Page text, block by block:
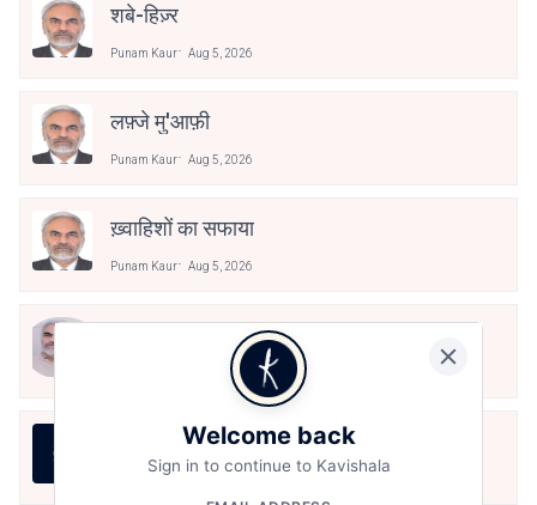
शबे-हिज़्र
Punam Kaur Aug 5, 2026
लफ़्जे मु'आफ़ी
Punam Kaur Aug 5, 2026
ख़्वाहिशों का सफाया
Punam Kaur Aug 5, 2026
Aug 5, 2026
Punam Kaur
Welcome back
Sign in to continue to Kavishala